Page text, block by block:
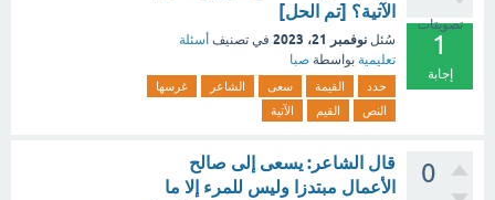
تصويتات
1
إجابة
الآتية؟ [تم الحل]
سُئل نوفمبر 21، 2023 في تصنيف أسئلة
تعليمية بواسطة صبا
حدد القيمة سعى الشاعر
غرسها
النص
القيم الآتية
0
قال الشاعر: يسعى إلى صالح
الأعمال مبتدزا وليس للمرء إلا ما